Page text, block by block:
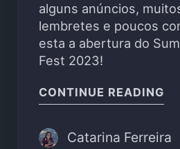
alguns anúncios,
lembretes e poucos
esta a abertura do
Fest 2023!
CONTINUE READING
Catarina Ferreira